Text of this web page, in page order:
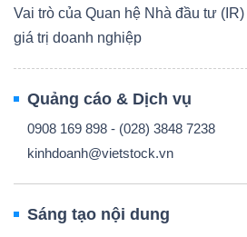
Vai trò của Quan hệ Nhà đầu tư
giá trị doanh nghiệp
Quảng cáo & Dịch vụ
0908 169 898 - (028) 3848 7238
kinhdoanh@vietstock.vn
Sáng tạo nội dung